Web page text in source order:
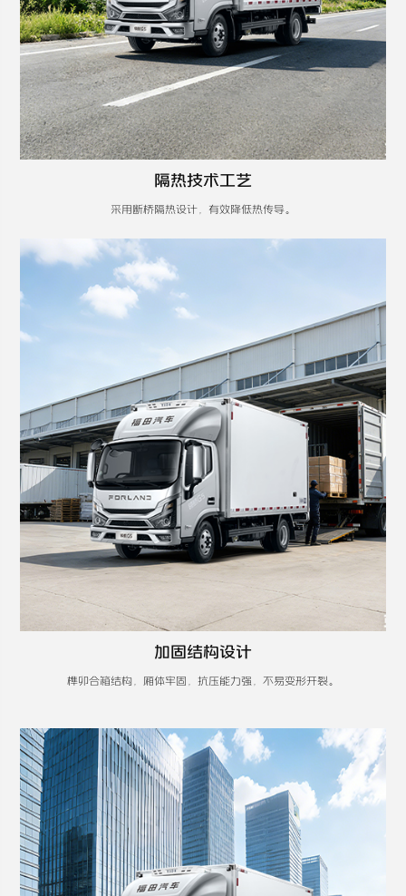
隔热技术工艺
采用断桥隔热设计，有效降低热传导。
加固结构设计
榫卯合箱结构，厢体牢固，抗压能力强，不易变形开裂。